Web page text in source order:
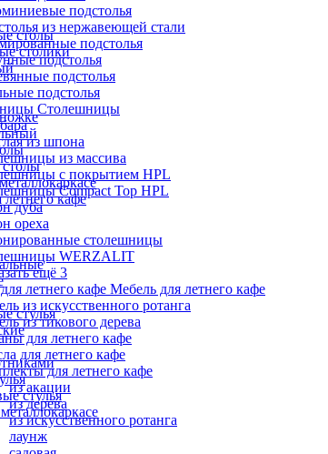
подстолья
из нержавеющей стали
подстолья
подстолья
подстолья
подстолья
Столешницы
из шпона
из массива
с покрытием HPL
Сompact Top HPL
дуба
ореха
столешницы
WERZALIT
ещё 3
Мебель для летнего кафе
из искусственного ротанга
из тикового дерева
для летнего кафе
для летнего кафе
для летнего кафе
из акации
из дерева
из искусственного ротанга
лаунж
столы
столики
кафе
стулья
стулья